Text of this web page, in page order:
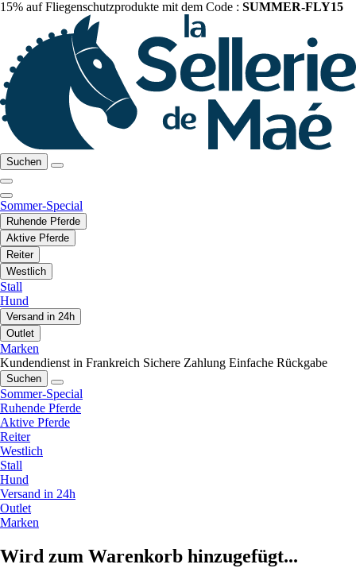
15% auf Fliegenschutzprodukte mit dem Code : SUMMER-FLY15
Suchen
Sommer-Special
Ruhende Pferde
Aktive Pferde
Reiter
Westlich
Stall
Hund
Versand in 24h
Outlet
Marken
Kundendienst in Frankreich Sichere Zahlung Einfache Rückgabe
Suchen
Sommer-Special
Ruhende Pferde
Aktive Pferde
Reiter
Westlich
Stall
Hund
Versand in 24h
Outlet
Marken
Wird zum Warenkorb hinzugefügt...